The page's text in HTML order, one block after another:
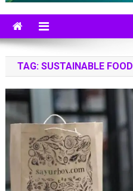
TAG: SUSTAINABLE FOOD